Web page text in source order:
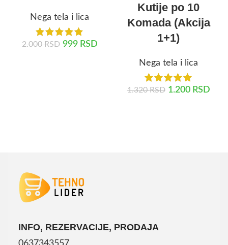
Nega tela i lica
2.000RSD 999 RSD
Kutije po 10
Komada (Akcija
1+1)
Nega tela i lica
1.320RSD 1.200 RSD
INFO, REZERVACIJE, PRODAJA